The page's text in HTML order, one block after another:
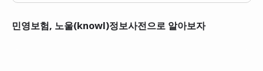
민영보험, 노울(knowl)정보사전으로 알아보자